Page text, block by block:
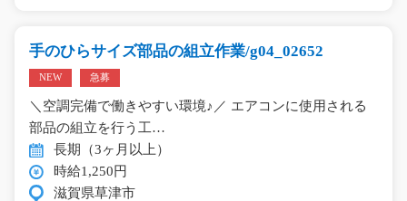
手のひらサイズ部品の組立作業/g04_02652
NEW 急募
＼空調完備で働きやすい環境♪／ エアコンに使用される
部品の組立を行う工…
長期（3ヶ月以上）
時給1,250円
滋賀県草津市